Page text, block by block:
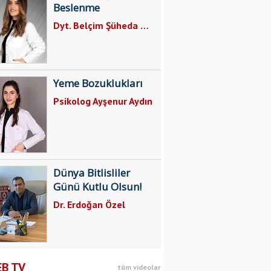
Beslenme
Dyt. Belçim Şüheda Gül
Yeme Bozuklukları
Psikolog Ayşenur Aydın
Dünya Bitlisliler
Günü Kutlu Olsun!
Dr. Erdoğan Özel
Bitlis’te Ekmek
TV tüm videolar